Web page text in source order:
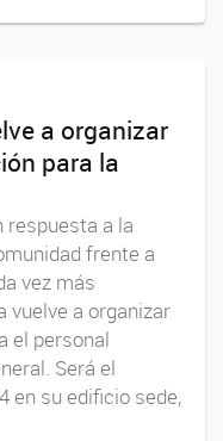
a organizar
para la
respuesta a la
frente a
vez más
vuelve a organizar
el personal
Será el
en su edificio sede,